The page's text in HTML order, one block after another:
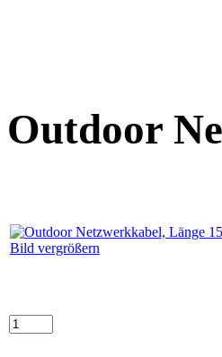
Outdoor
Bild vergrößern